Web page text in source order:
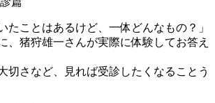
たことはあるけど、一体どんなもの？」
、猪狩雄一さんが実際に体験してお答え
切さなど、見れば受診したくなることう